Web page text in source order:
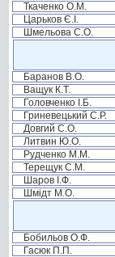
Ткаченко О.М.
Царьков Є.І.
Шмельова С.О.
Баранов В.О.
Ващук К.Т.
Головченко І.Б.
Гриневецький С.Р.
Довгий С.О.
Литвин Ю.О.
Рудченко М.М.
Терещук С.М.
Шаров І.Ф.
Шмідт М.О.
Бобильов О.Ф.
Гасюк П.П.